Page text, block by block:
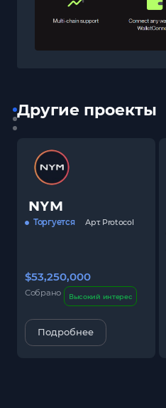
Другие проекты
NYM
Торгуется Арт. Protocol
$53,250,000
Собрано Высокий интерес
Подробнее